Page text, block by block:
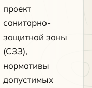
проект
санитарно-
защитной зоны
(СЗЗ),
нормативы
допустимых